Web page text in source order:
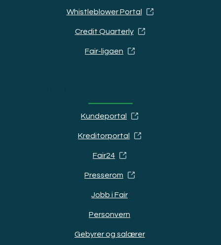
Whistleblower Portal
Credit Quarterly
Fair-ligaen
Kundeportal
Kreditorportal
Fair24
Presserom
Jobb i Fair
Personvern
Gebyrer og salærer